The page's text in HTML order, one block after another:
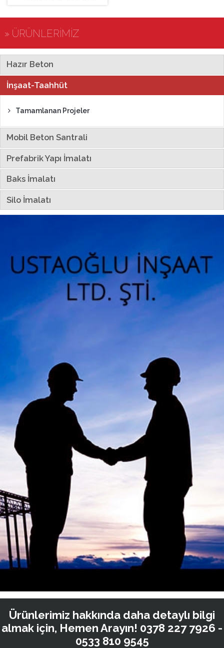
» ÜRÜNLERİMİZ
Hazır Beton
İnşaat-Taahhüt
Tamamlanan Projeler
Mobil Beton Santrali
Prefabrik Yapı İmalatı
Baks İmalatı
Silo İmalatı
Ürünlerimiz hakkında daha detaylı bilgi
almak için, Hemen Arayın! 0378 227 7926 -
0533 810 9545